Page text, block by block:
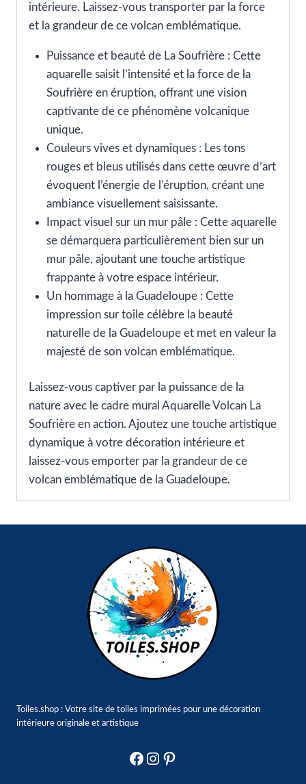
intérieure. Laissez-vous transporter par la force
et la grandeur de ce volcan emblématique.
Puissance et beauté de La Soufrière : Cette
aquarelle saisit l’intensité et la force de la
Soufrière en éruption, offrant une vision
captivante de ce phénomène volcanique
unique.
Couleurs vives et dynamiques : Les tons
rouges et bleus utilisés dans cette œuvre d’art
évoquent l’énergie de l’éruption, créant une
ambiance visuellement saisissante.
Impact visuel sur un mur pâle : Cette aquarelle
se démarquera particulièrement bien sur un
mur pâle, ajoutant une touche artistique
frappante à votre espace intérieur.
Un hommage à la Guadeloupe : Cette
impression sur toile célèbre la beauté
naturelle de la Guadeloupe et met en valeur la
majesté de son volcan emblématique.
Laissez-vous captiver par la puissance de la
nature avec le cadre mural Aquarelle Volcan La
Soufrière en action. Ajoutez une touche artistique
dynamique à votre décoration intérieure et
laissez-vous emporter par la grandeur de ce
volcan emblématique de la Guadeloupe.
Toiles.shop : Votre site de toiles imprimées pour une décoration
intérieure originale et artistique
Facebook
Instagram
Pinterest